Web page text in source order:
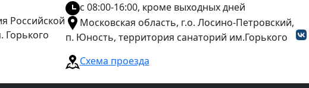
Российской
с 08:00-16:00, кроме выходных дней
Московская область, г.о. Лосино-Петровский,
п. Юность, территория санаторий им.Горького
Схема проезда